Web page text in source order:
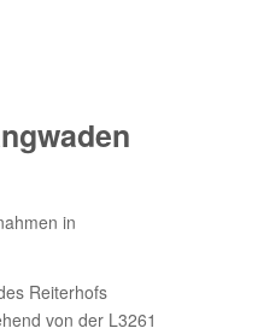
in
Reiterhofs
von der L3261